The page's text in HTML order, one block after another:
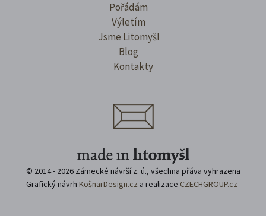
Pořádám
Výletím
Jsme Litomyšl
Blog
Kontakty
© 2014 - 2026 Zámecké návrší z. ú., všechna přáva vyhrazena
Grafický návrh KošnarDesign.cz a realizace CZECHGROUP.cz